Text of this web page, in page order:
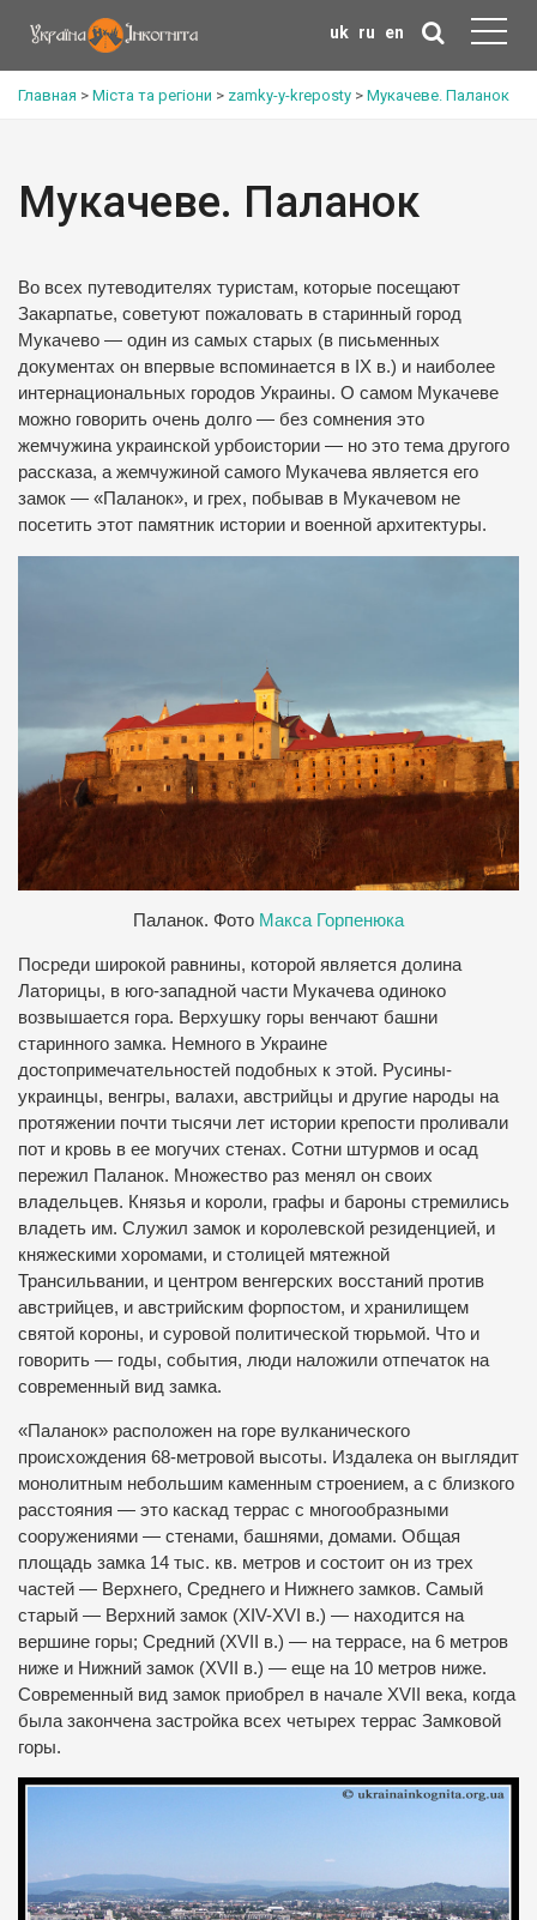
uk ru en
Главная > Міста та регіони > zamky-y-kreposty > Мукачеве. Паланок
Мукачеве. Паланок
Во всех путеводителях туристам, которые посещают
Закарпатье, советуют пожаловать в старинный город
Мукачево — один из самых старых (в письменных
документах он впервые вспоминается в ІХ в.) и наиболее
интернациональных городов Украины. О самом Мукачеве
можно говорить очень долго — без сомнения это
жемчужина украинской урбоистории — но это тема другого
рассказа, а жемчужиной самого Мукачева является его
замок — «Паланок», и грех, побывав в Мукачевом не
посетить этот памятник истории и военной архитектуры.
Паланок. Фото Макса Горпенюка
Посреди широкой равнины, которой является долина
Латорицы, в юго-западной части Мукачева одиноко
возвышается гора. Верхушку горы венчают башни
старинного замка. Немного в Украине
достопримечательностей подобных к этой. Русины-
украинцы, венгры, валахи, австрийцы и другие народы на
протяжении почти тысячи лет истории крепости проливали
пот и кровь в ее могучих стенах. Сотни штурмов и осад
пережил Паланок. Множество раз менял он своих
владельцев. Князья и короли, графы и бароны стремились
владеть им. Служил замок и королевской резиденцией, и
княжескими хоромами, и столицей мятежной
Трансильвании, и центром венгерских восстаний против
австрийцев, и австрийским форпостом, и хранилищем
святой короны, и суровой политической тюрьмой. Что и
говорить — годы, события, люди наложили отпечаток на
современный вид замка.
«Паланок» расположен на горе вулканического
происхождения 68-метровой высоты. Издалека он выглядит
монолитным небольшим каменным строением, а с близкого
расстояния — это каскад террас с многообразными
сооружениями — стенами, башнями, домами. Общая
площадь замка 14 тыс. кв. метров и состоит он из трех
частей — Верхнего, Среднего и Нижнего замков. Самый
старый — Верхний замок (XIV-XVI в.) — находится на
вершине горы; Средний (XVII в.) — на террасе, на 6 метров
ниже и Нижний замок (XVII в.) — еще на 10 метров ниже.
Современный вид замок приобрел в начале XVII века, когда
была закончена застройка всех четырех террас Замковой
горы.